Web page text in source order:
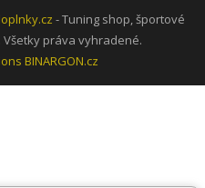
- Tuning shop, športové
práva vyhradené.
BINARGON.cz